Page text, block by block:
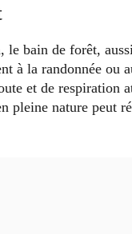
le bain de forêt,
à la randonnée ou
et de respiration
pleine nature peut